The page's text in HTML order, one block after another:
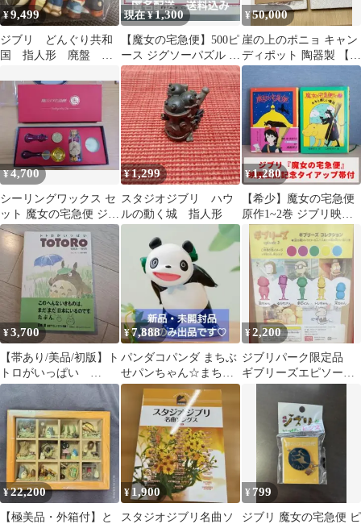
¥9,499
ジブリ どんぐり共和
国 指人形 廃盤 希
急便 コンプリート
現在 ¥1,300
【魔女の宅急便】500ピ
ース ジグソーパズル ど
こへ届けるの？ 箱無し
¥50,000
崖の上のポニョ キャン
ディポット 陶器製 【新
品未使用】クリアファ
イルセット
¥4,700
シーリングワックス セ
ット 魔女の宅急便 ジブ
リ
¥1,299
スタジオジブリ ハウ
ルの動く城 指人形
¥1,280
【希少】魔女の宅急便
原作1~2巻 ジブリ映画
公開記念 劇場版イラス
ト帯付
¥3,700
【帯あり/美品/初版】ト
トロがいっぱい
TOTORO 1988-1995
初版本
¥7,888
パンダコパンダ まちぶ
せパンちゃん☆まちぶ
せしているパンちゃん
の置物♡新品②
¥2,200
ジブリパーク限定品
ギブリーズエピソード2
ギブリーズコレクショ
ン 3点セット
¥22,200
​【極美品・外箱付】と
¥1,900
スタジオジブリ名曲ソ
¥ 799
ジブリ 魔女の宅急便 ピ